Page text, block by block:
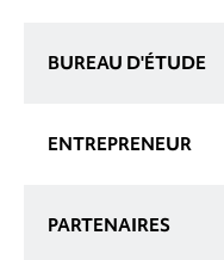
BUREAU D'ÉTUDE
ENTREPRENEUR
PARTENAIRES